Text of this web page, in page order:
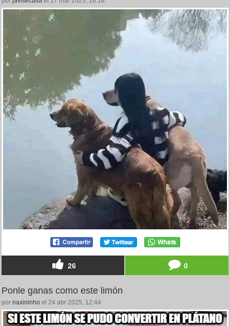
26 0
Ponle ganas como este limón
por naxininho el 24 abr 2025, 12:44